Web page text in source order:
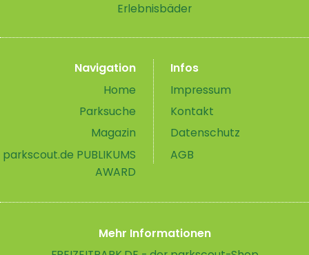
Erlebnisbäder
Navigation
Home
Parksuche
Magazin
parkscout.de PUBLIKUMS
AWARD
Infos
Impressum
Kontakt
Datenschutz
AGB
Mehr Informationen